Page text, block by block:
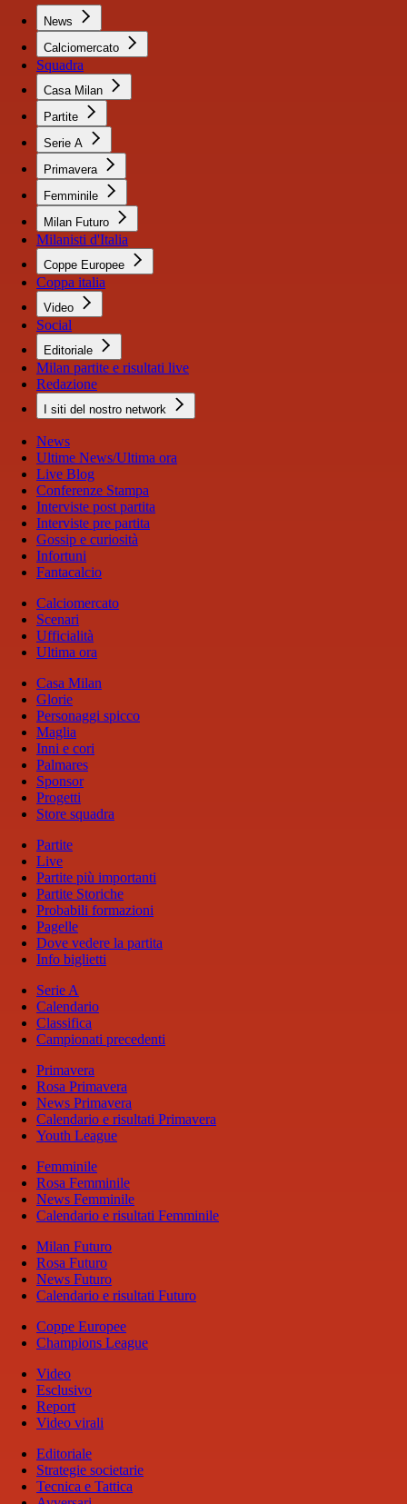
News
Calciomercato
Squadra
Casa Milan
Partite
Serie A
Primavera
Femminile
Milan Futuro
Milanisti d'Italia
Coppe Europee
Coppa italia
Video
Social
Editoriale
Milan partite e risultati live
Redazione
I siti del nostro network
News
Ultime News/Ultima ora
Live Blog
Conferenze Stampa
Interviste post partita
Interviste pre partita
Gossip e curiosità
Infortuni
Fantacalcio
Calciomercato
Scenari
Ufficialità
Ultima ora
Casa Milan
Glorie
Personaggi spicco
Maglia
Inni e cori
Palmares
Sponsor
Progetti
Store squadra
Partite
Live
Partite più importanti
Partite Storiche
Probabili formazioni
Pagelle
Dove vedere la partita
Info biglietti
Serie A
Calendario
Classifica
Campionati precedenti
Primavera
Rosa Primavera
News Primavera
Calendario e risultati Primavera
Youth League
Femminile
Rosa Femminile
News Femminile
Calendario e risultati Femminile
Milan Futuro
Rosa Futuro
News Futuro
Calendario e risultati Futuro
Coppe Europee
Champions League
Video
Esclusivo
Report
Video virali
Editoriale
Strategie societarie
Tecnica e Tattica